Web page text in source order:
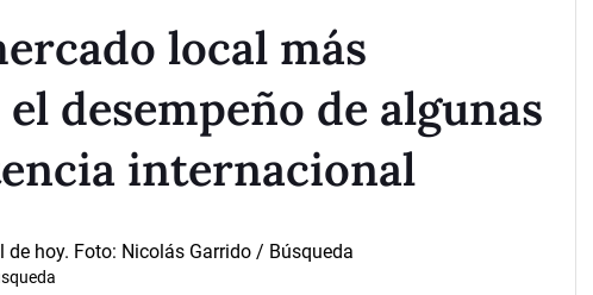
local más
desempeño de algunas
internacional